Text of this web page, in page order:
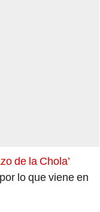
de la Chola’
lo que viene en